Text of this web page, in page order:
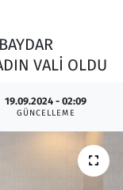
VALİ OLDU
19.09.2024 - 02:09
GÜNCELLEME